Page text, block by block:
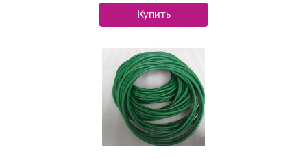
Купить